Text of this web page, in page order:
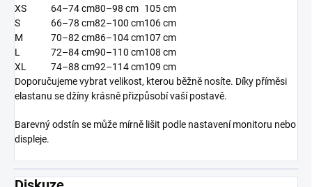
XS
64–74 cm80–98 cm 105 cm
S
66–78 cm82–100 cm106 cm
M
70–82 cm86–104 cm107 cm
L
72–84 cm90–110 cm108 cm
XL
74–88 cm92–114 cm109 cm
Doporučujeme vybrat velikost, kterou běžně nosíte. Díky příměsi
elastanu se džíny krásně přizpůsobí vaší postavě.
Barevný odstín se může mírně lišit podle nastavení monitoru nebo
displeje.